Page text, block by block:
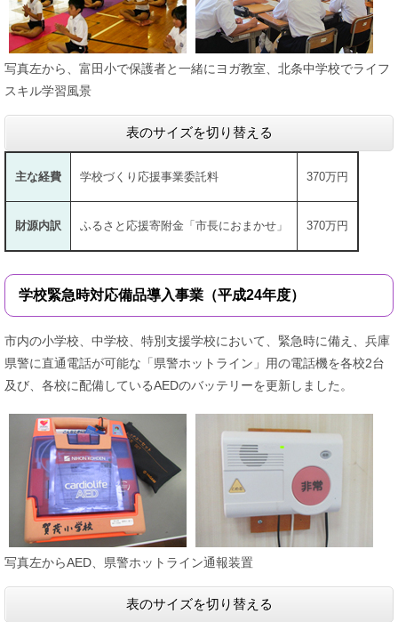
写真左から、富田小で保護者と一緒にヨガ教室、北条中学校でライフ
スキル学習風景
表のサイズを切り替える
主な経費 学校づくり応援事業委託料 370万円
財源内訳 ふるさと応援寄附金「市長におまかせ」 370万円
学校緊急時対応備品導入事業（平成24年度）
市内の小学校、中学校、特別支援学校において、緊急時に備え、兵庫
県警に直通電話が可能な「県警ホットライン」用の電話機を各校2台
及び、各校に配備しているAEDのバッテリーを更新しました。
写真左からAED、県警ホットライン通報装置
表のサイズを切り替える